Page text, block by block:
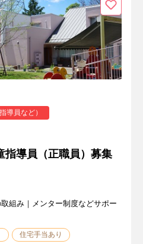
導員など）
指導員（正職員）募集
組み｜メンター制度などサポー
住宅手当あり